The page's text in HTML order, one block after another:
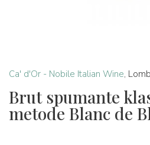
Ca' d'Or - Nobile Italian Wine,
Brut spumante
metode Blanc de